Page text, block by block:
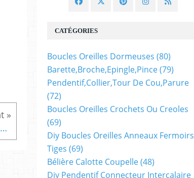
paire boucles oreilles acrylique,visage femme monstre mexicain,catrina skull candy,squelette souriant,crane tete mort,blanc noir rouge,steam punk gothique edouardien,bijou femme homme unisex,cadeau,toile araignée,cheveux vert orange bleu,pansements blessures,laser cut,cadeau fete anniversaire noel,
CATÉGORIES
Boucles Oreilles Dormeuses (80)
Barette,broche,epingle,pince(79)
Pendentif,collier,tour De Cou,parure
(72)
Boucles Oreilles Crochets Ou Creoles
(69)
Diy Boucles Oreilles Anneaux Fermoirs
Tiges (69)
Bélière Calotte Coupelle(48)
Diy Pendentif Connecteur Intercalaire